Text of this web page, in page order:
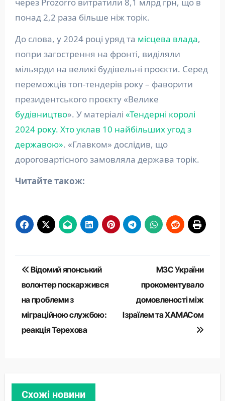
через Prozorro витратили 8,1 млрд грн, що в
понад 2,2 раза більше ніж торік.
До слова, у 2024 році уряд та місцева влада,
попри загострення на фронті, виділяли
мільярди на великі будівельні проєкти. Серед
переможців топ-тендерів року – фаворити
президентського проєкту «Велике
будівництво». У матеріалі «Тендерні королі
2024 року. Хто уклав 10 найбільших угод з
державою». «Главком» дослідив, що
дороговартісного замовляла держава торік.
Читайте також:
Навігація
записів
Відомий японський
волонтер поскаржився
на проблеми з
міграційною службою:
реакція Терехова
МЗС України
прокоментувало
домовленості між
Ізраїлем та ХАМАСом
Схожі новини